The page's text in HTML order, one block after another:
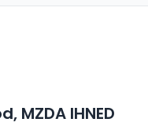
MZDA IHNED